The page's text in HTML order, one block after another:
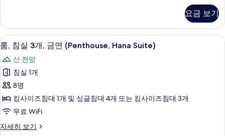
진
모
두
보
기
개,
금
연
(Suite)
자
세
히
보
기
요금 보기
룸,
침
실
3
개,
금
연
(Penthouse,
룸, 침실 3개, 금연 (Penthouse, Hana
4
룸, 침실 3개, 금연 (Penthouse, Hana Suite)
산 전망
침실 1개
8명
킹사이즈침대 1개 및 싱글침대 4개 또는 킹사이즈침대 3개
무료 WiFi
자세히 보기
룸,